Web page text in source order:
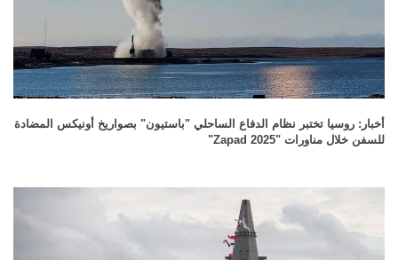
أخبار: روسيا تختبر نظام الدفاع الساحلي "باستيون" بصواريخ أونيكس المضادة
للسفن خلال مناورات "Zapad 2025"